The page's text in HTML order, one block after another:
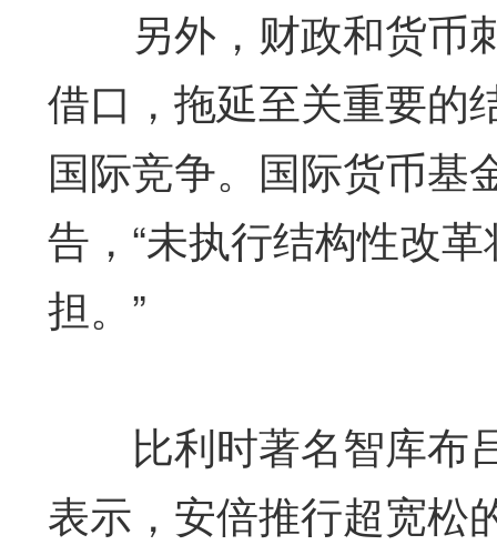
另外，财政和货币
借口，拖延至关重要的
国际竞争。国际货币基
告，“未执行结构性改
担。”
比利时著名智库布
表示，安倍推行超宽松